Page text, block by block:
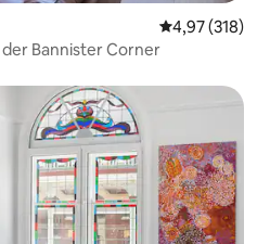
4,97 (318)
Bannister Corner